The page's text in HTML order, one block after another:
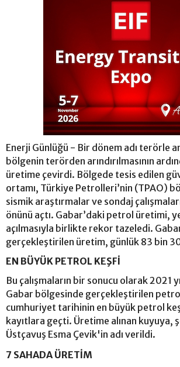
Enerji Günlüğü - Bir dönem adı terörle
bölgenin terörden arındırılmasının
üretime çevirdi. Bölgede tesis edilen
ortamı, Türkiye Petrolleri’nin (TPAO)
sismik araştırmalar ve sondaj
önünü açtı. Gabar’daki petrol üretimi,
açılmasıyla birlikte rekor tazeledi.
gerçekleştirilen üretim, günlük 83 bin
EN BÜYÜK PETROL KEŞFİ
Bu çalışmaların bir sonucu olarak 2021
Gabar bölgesinde gerçekleştirilen
cumhuriyet tarihinin en büyük petrol
kayıtlara geçti. Üretime alınan kuyuya,
Üstçavuş Esma Çevik'in adı verildi.
7 SAHADA ÜRETİM